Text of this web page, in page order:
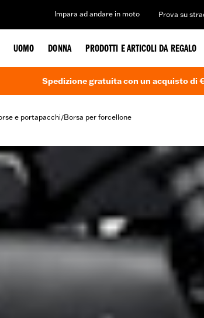
Impara ad andare in moto Prova su
UOMO DONNA PRODOTTI E ARTICOLI DA REGALO
Spedizione gratuita con un acquisto di
e portapacchi/Borsa per forcellone